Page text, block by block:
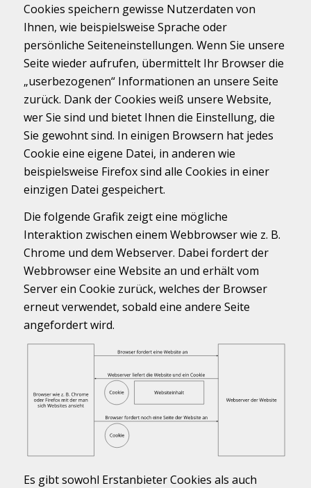
Cookies speichern gewisse Nutzerdaten von
Ihnen, wie beispielsweise Sprache oder
persönliche Seiteneinstellungen. Wenn Sie unsere
Seite wieder aufrufen, übermittelt Ihr Browser die
„userbezogenen“ Informationen an unsere Seite
zurück. Dank der Cookies weiß unsere Website,
wer Sie sind und bietet Ihnen die Einstellung, die
Sie gewohnt sind. In einigen Browsern hat jedes
Cookie eine eigene Datei, in anderen wie
beispielsweise Firefox sind alle Cookies in einer
einzigen Datei gespeichert.
Die folgende Grafik zeigt eine mögliche
Interaktion zwischen einem Webbrowser wie z. B.
Chrome und dem Webserver. Dabei fordert der
Webbrowser eine Website an und erhält vom
Server ein Cookie zurück, welches der Browser
erneut verwendet, sobald eine andere Seite
angefordert wird.
Es gibt sowohl Erstanbieter Cookies als auch